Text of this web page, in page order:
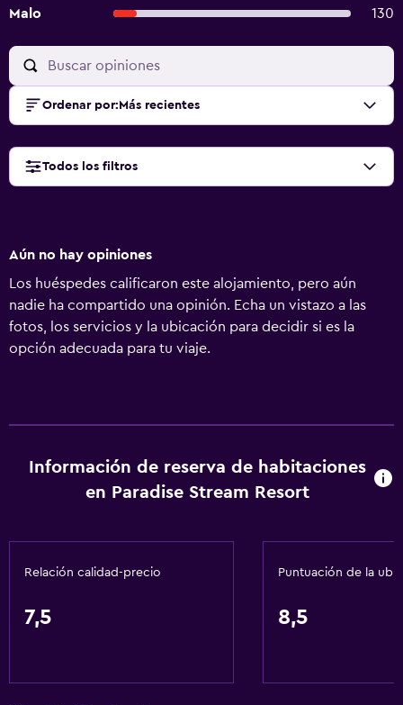
Malo
130
Ordenar por: Más recientes
Todos los filtros
Aún no hay opiniones
Los huéspedes calificaron este alojamiento, pero aún
nadie ha compartido una opinión. Echa un vistazo a las
fotos, los servicios y la ubicación para decidir si es la
opción adecuada para tu viaje.
Información de reserva de habitaciones
en Paradise Stream Resort
Relación calidad-precio
7,5
Puntuación de la
8,5